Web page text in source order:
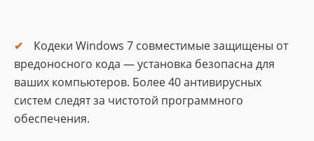
Кодеки Windows 7 совместимые защищены от
вредоносного кода — установка безопасна для
ваших компьютеров. Более 40 антивирусных
систем следят за чистотой программного
обеспечения.